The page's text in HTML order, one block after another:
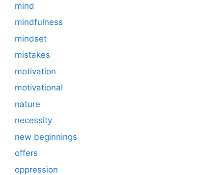
mind
mindfulness
mindset
mistakes
motivation
motivational
nature
necessity
new beginnings
offers
oppression